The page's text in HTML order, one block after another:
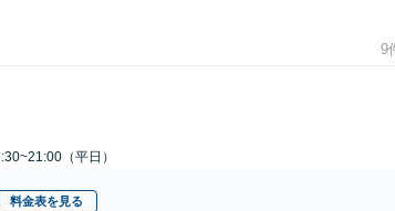
9
（平日）
料金表を見る